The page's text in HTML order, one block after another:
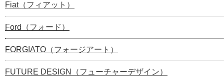
Fiat（フィアット）
Ford（フォード）
FORGIATO（フォージアート）
FUTURE DESIGN（フューチャーデザイン）